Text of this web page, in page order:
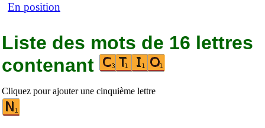
En position
Liste des mots de 16 lettres
contenant
Cliquez pour ajouter une cinquième lettre